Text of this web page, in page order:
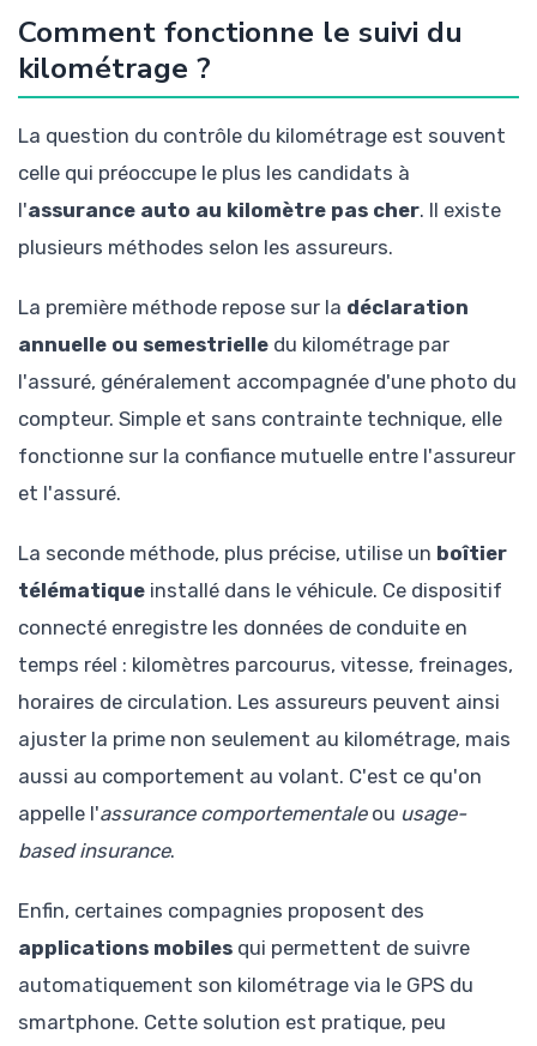
Comment fonctionne le suivi du
kilométrage ?
La question du contrôle du kilométrage est souvent
celle qui préoccupe le plus les candidats à
l'assurance auto au kilomètre pas cher. Il existe
plusieurs méthodes selon les assureurs.
La première méthode repose sur la déclaration
annuelle ou semestrielle du kilométrage par
l'assuré, généralement accompagnée d'une photo du
compteur. Simple et sans contrainte technique, elle
fonctionne sur la confiance mutuelle entre l'assureur
et l'assuré.
La seconde méthode, plus précise, utilise un boîtier
télématique installé dans le véhicule. Ce dispositif
connecté enregistre les données de conduite en
temps réel : kilomètres parcourus, vitesse, freinages,
horaires de circulation. Les assureurs peuvent ainsi
ajuster la prime non seulement au kilométrage, mais
aussi au comportement au volant. C'est ce qu'on
appelle l'assurance comportementaleou usage-
based insurance.
Enfin, certaines compagnies proposent des
applications mobiles qui permettent de suivre
automatiquement son kilométrage via le GPS du
smartphone. Cette solution est pratique, peu